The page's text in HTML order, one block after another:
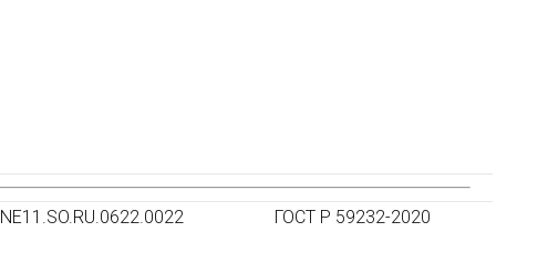
NE11.SO.RU.0622.0022 ГОСТ Р 59232-2020